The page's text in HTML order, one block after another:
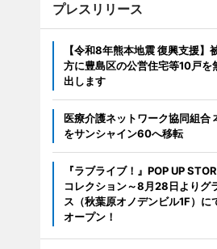
プレスリリース
【令和8年熊本地震 復興支援】
方に豊島区の公営住宅等10戸を
出します
医療介護ネットワーク協同組合
をサンシャイン60へ移転
『ラブライブ！』POP UP
コレクション～8月28日よりグ
ス（秋葉原オノデンビル1F）に
オープン！